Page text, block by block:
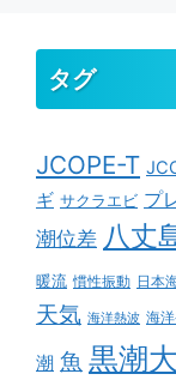
タグ
JCOPE-T
ギ サクラエビ プ
潮位差 八丈
暖流 慣性振動 日本
天気 海洋熱波 海
潮 魚 黒潮